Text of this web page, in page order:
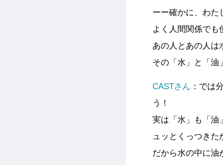
ーー確かに、わた
よく人間関係でも
あの人とあの人は
その「水」と「油
CASTさん ：では
う！
実は「水」も「油
ュッとくっつきた
だから水の中に油